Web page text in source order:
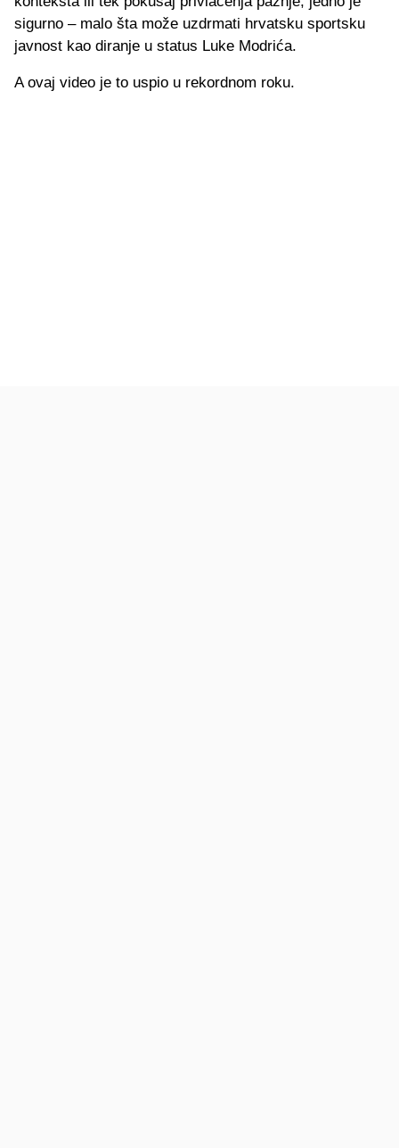
sigurno – malo šta može uzdrmati hrvatsku sportsku
javnost kao diranje u status Luke Modrića.
A ovaj video je to uspio u rekordnom roku.